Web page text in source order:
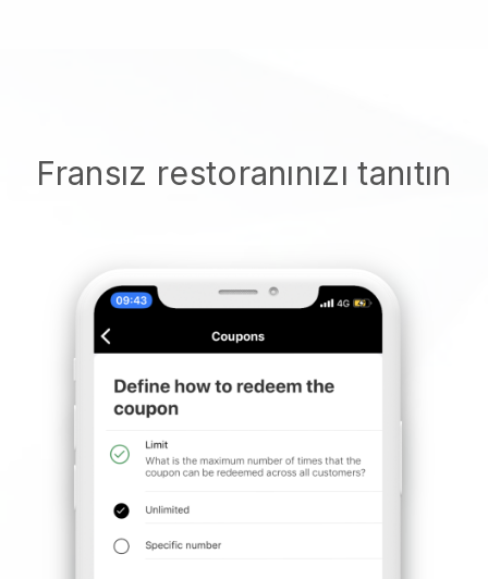
Fransız restoranınızı tanıtın